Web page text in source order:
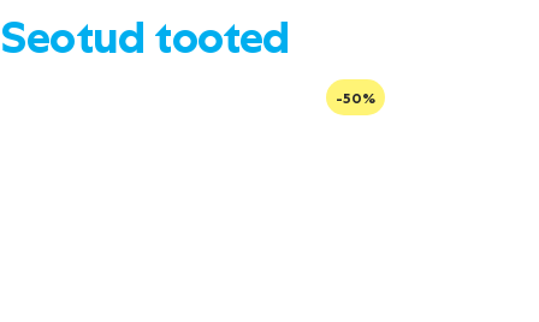
Seotud tooted
-50%